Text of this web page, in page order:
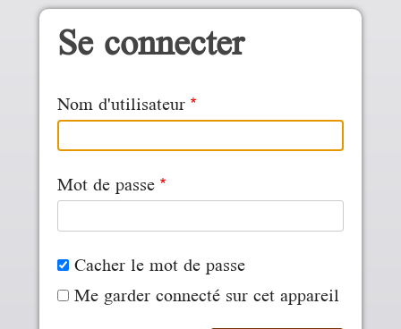
Aller au contenu principal
Se connecter
Nom d'utilisateur
Mot de passe
Cacher le mot de passe
Me garder connecté sur cet appareil